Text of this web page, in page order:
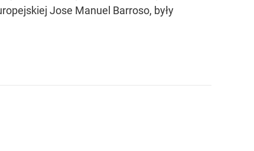
Jose Manuel Barroso, były